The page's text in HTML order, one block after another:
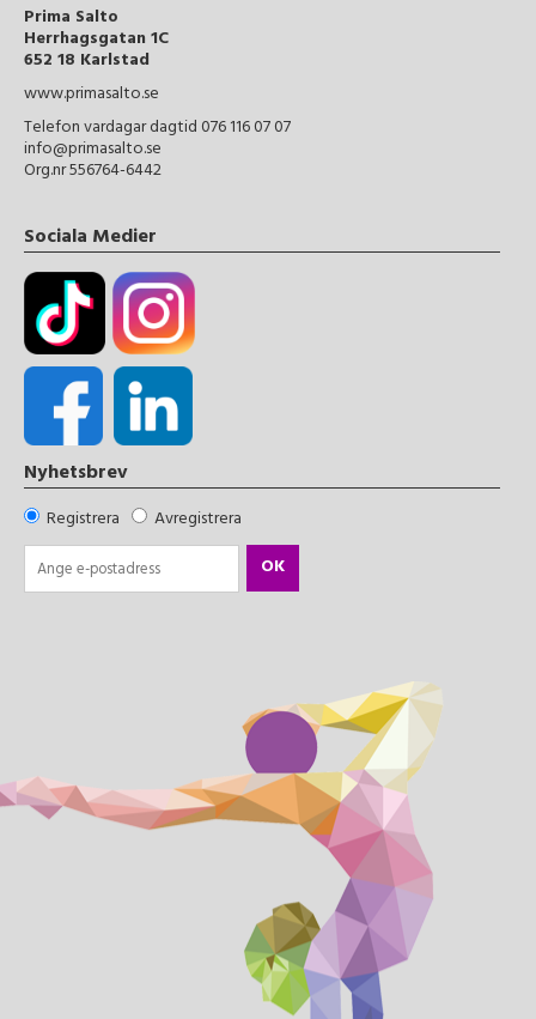
Prima Salto
Herrhagsgatan 1C
652 18 Karlstad
www.primasalto.se
Telefon vardagar dagtid 076 116 07 07
info@primasalto.se
Org.nr 556764-6442
Sociala Medier
Nyhetsbrev
Registrera
Avregistrera
OK